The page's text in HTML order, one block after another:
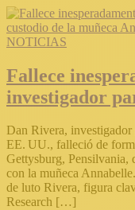
NOTICIAS
Fallece
investigador
Dan Rivera,
EE. UU., falleció de
Gettysburg, Pensilvania,
con la muñeca
de luto Rivera, figura
Research […]